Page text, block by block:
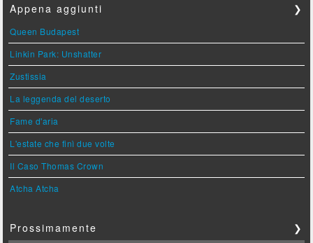
Appena aggiunti ❯
Queen Budapest
Linkin Park: Unshatter
Zustissia
La leggenda del deserto
Fame d'aria
L'estate che finì due volte
Il Caso Thomas Crown
Atcha Atcha
Prossimamente ❯